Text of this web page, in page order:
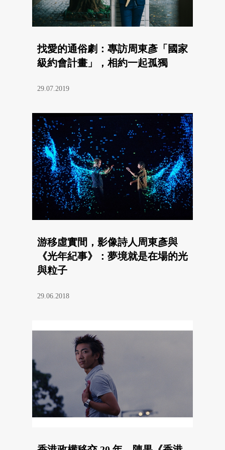
找愛的通俗劇：專訪周東彥「國家
級約會計畫」，相約一起孤獨
29.07.2019
游移虛實間，影像詩人周東彥與
《光年紀事》：夢境就是在場的光
與粒子
29.06.2018